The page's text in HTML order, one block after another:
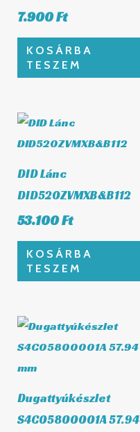
7.900Ft
KOSÁRBA
TESZEM
DID Lánc
DID520ZVMXB&B112
53.100Ft
KOSÁRBA
TESZEM
Dugattyúkészlet
S4C05800001A 57.94